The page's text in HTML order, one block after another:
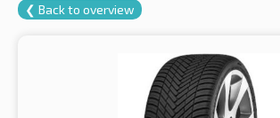
❮ Back to overview